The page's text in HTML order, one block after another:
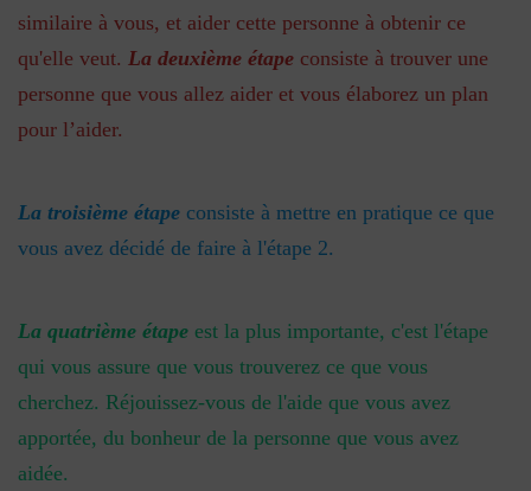
similaire à vous, et aider cette personne à obtenir ce
qu'elle veut. La deuxième étape consiste à trouver une
personne que vous allez aider et vous élaborez un plan
pour l’aider.
La troisième étape consiste à mettre en pratique ce que
vous avez décidé de faire à l'étape 2.
La quatrième étape est la plus importante, c'est l'étape
qui vous assure que vous trouverez ce que vous
cherchez. Réjouissez-vous de l'aide que vous avez
apportée, du bonheur de la personne que vous avez
aidée.